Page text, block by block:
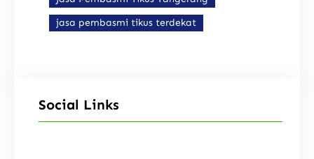
jasa pembasmi tikus terdekat
Social Links